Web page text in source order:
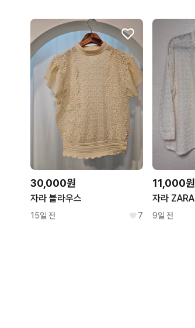
30,000원
자라 블라우스
15일 전 7
11,000원
9일 전